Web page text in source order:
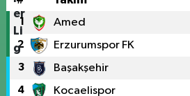
1 Amed
2 Erzurumspor FK
3 Başakşehir
4 Kocaelispor